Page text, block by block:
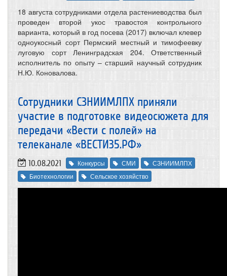
18 августа сотрудниками отдела растениеводства был
проведен второй укос травостоя контрольного
варианта, который в год посева (2017) включал клевер
одноукосный сорт Пермский местный и тимофеевку
луговую сорт Ленинградская 204. Ответственный
исполнитель по опыту – старший научный сотрудник
Н.Ю. Коновалова.
Сотрудники СЗНИИМЛПХ приняли
участие в подготовке видеосюжета для
передачи «Вести с полей» на
телеканале «ВЕСТИ35.РФ»
10.08.2021 Конкурсы СМИ
СЗНИИМЛПХ
Биотехнологии
Сельское хозяйство